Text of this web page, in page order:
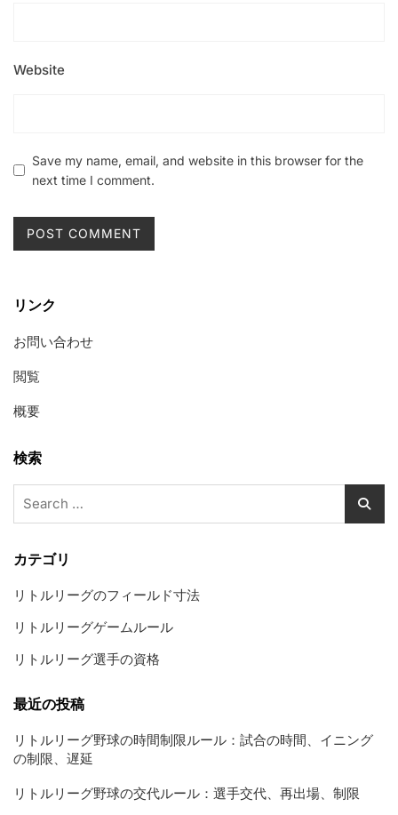
Website
Save my name, email, and website in this browser for the
next time I comment.
リンク
お問い合わせ
閲覧
概要
検索
カテゴリ
リトルリーグのフィールド寸法
リトルリーグゲームルール
リトルリーグ選手の資格
最近の投稿
リトルリーグ野球の時間制限ルール：試合の時間、イニング
の制限、遅延
リトルリーグ野球の交代ルール：選手交代、再出場、制限